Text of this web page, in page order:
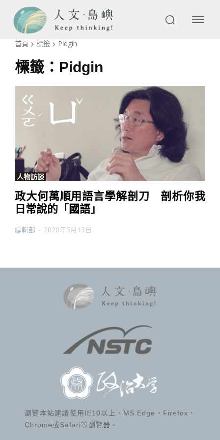
首頁 標籤 Pidgin
標籤： Pidgin
人物訪談
政大何萬順用語言學解剖刀 剖析你我
日常說的「國語」
編輯部 - 2020年5月13日
瀏覽本站建議使用IE10以上、MS Edge、Firefox、
Chrome或Safari等瀏覽器。